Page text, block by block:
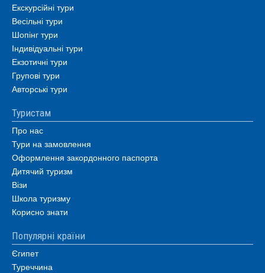
Екскурсійні тури
Весільні тури
Шопінг тури
Індивідуальні тури
Екзотичні тури
Групові тури
Авторські тури
Туристам
Про нас
Тури на замовлення
Оформлення закордонного паспорта
Дитячий туризм
Візи
Школа туризму
Корисно знати
Популярні країни
Єгипет
Туреччина